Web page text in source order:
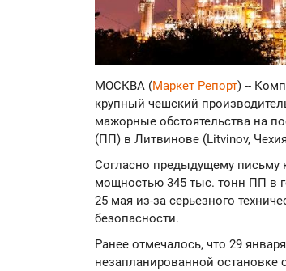
МОСКВА (Маркет Репорт) --
крупный чешский
мажорные обстоятельства на
(ПП) в Литвинове (Litvinov,
Согласно предыдущему письму
мощностью 345 тыс. тонн ПП в
25 мая из-за серьезного
безопасности.
Ранее отмечалось, что 29
незапланированной остановке